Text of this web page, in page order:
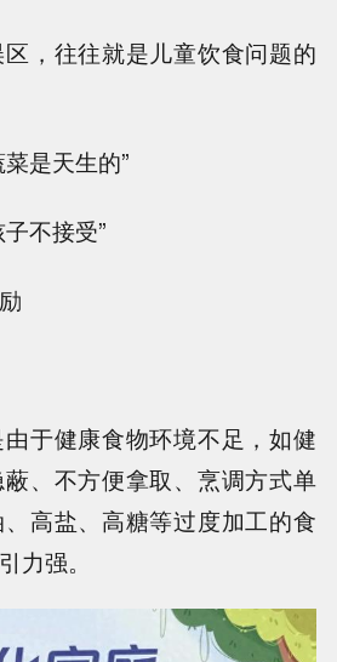
，往往就是儿童饮食问题的
是天生的”
不接受”
于健康食物环境不足，如健
、不方便拿取、烹调方式单
高盐、高糖等过度加工的食
力强。